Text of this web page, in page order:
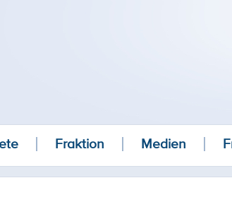
Fraktion Medien